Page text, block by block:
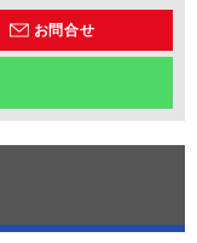
お問合せ